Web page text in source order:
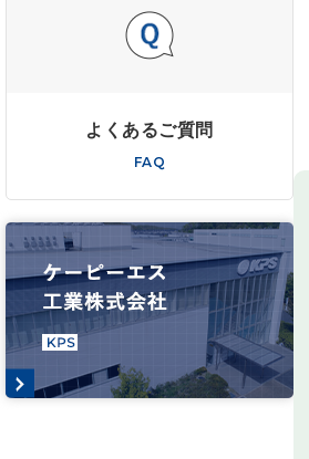
よくあるご質問
FAQ